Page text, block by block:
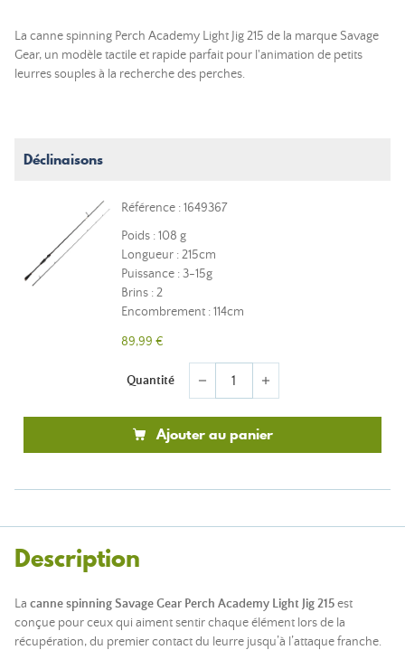
La canne spinning Perch Academy Light Jig 215 de la marque Savage
Gear, un modèle tactile et rapide parfait pour l'animation de petits
leurres souples à la recherche des perches.
Déclinaisons
Référence : 1649367
Poids : 108 g
Longueur : 215cm
Puissance : 3-15g
Brins : 2
Encombrement : 114cm
89,99 €
Quantité remove add
Ajouter au panier
Description
La canne spinning Savage Gear Perch Academy Light Jig 215est
conçue pour ceux qui aiment sentir chaque élément lors de la
récupération, du premier contact du leurre jusqu’à l’attaque franche.